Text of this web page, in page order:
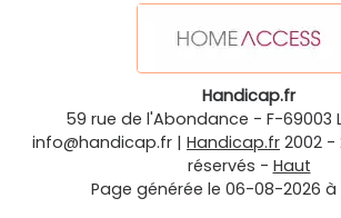
Handicap.fr
59 rue de l'Abondance - F-69003
info@handicap.fr | Handicap.fr 2002 -
réservés - Haut
Page générée le 06-08-2026 à